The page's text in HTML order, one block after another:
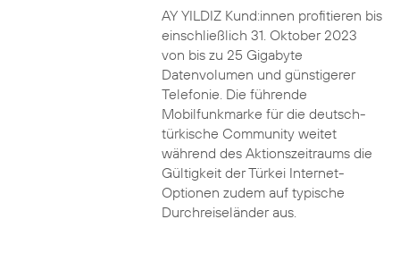
AY YILDIZ Kund:innen profitieren bis
einschließlich 31. Oktober 2023
von bis zu 25 Gigabyte
Datenvolumen und günstigerer
Telefonie. Die führende
Mobilfunkmarke für die deutsch-
türkische Community weitet
während des Aktionszeitraums die
Gültigkeit der Türkei Internet-
Optionen zudem auf typische
Durchreiseländer aus.